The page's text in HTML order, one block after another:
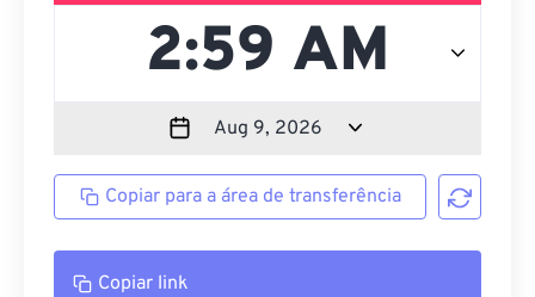
Copiar para a área de transferência
Copiar link